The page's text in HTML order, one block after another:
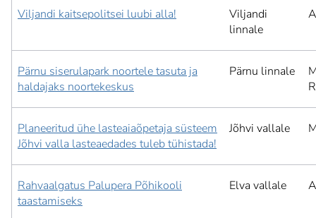
Viljandi kaitsepolitsei luubi alla!
Viljandi
linnale
Pärnu siserulapark noortele tasuta ja
haldajaks noortekeskus
Pärnu linnale
Planeeritud ühe lasteaiaõpetaja süsteem
Jõhvi valla lasteaedades tuleb tühistada!
Jõhvi vallale
Rahvaalgatus Palupera Põhikooli
taastamiseks
Elva vallale